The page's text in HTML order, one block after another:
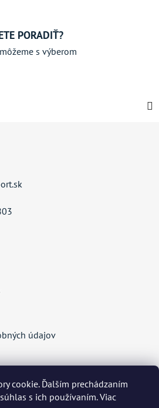
cookie. Ďalším prechádzaním
s ich používaním. Viac
PORADIŤ?
s výberom
údajov